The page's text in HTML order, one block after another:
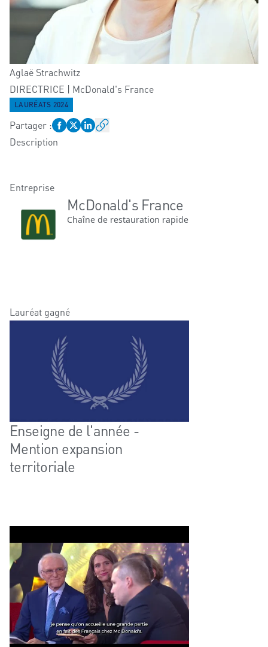
Aglaë Strachwitz
DIRECTRICE | McDonald's France
LAURÉATS 2024
Partager :
Description
Entreprise
McDonald's France
Chaîne de restauration rapide
Lauréat gagné
Enseigne de l'année -
Mention expansion
territoriale